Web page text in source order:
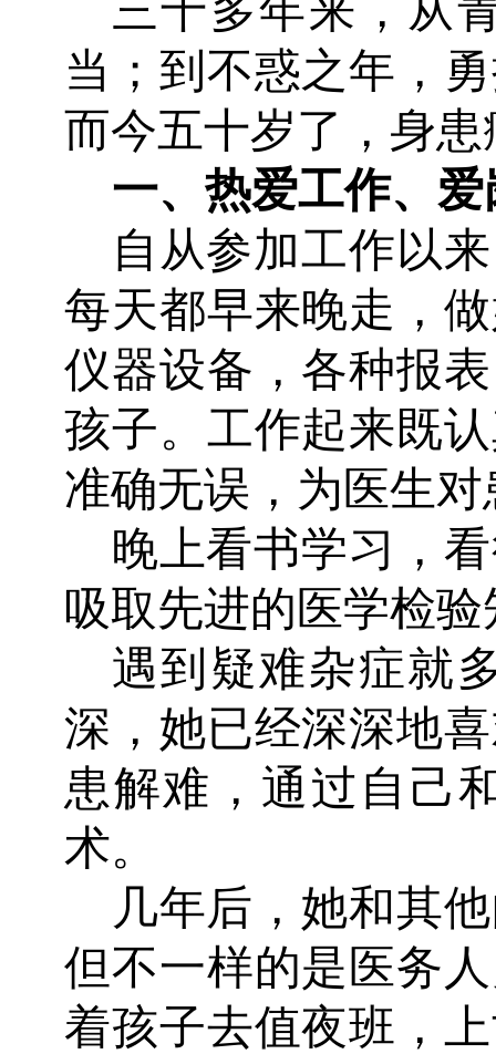
三十多年来，从
当；到不惑之年，
而今五十岁了，身
一、 热爱工作、
自从参加工作以
每天都早来晚走，
仪器设备，各种报
孩子。工作起来既
准确无误，为医生
晚上看书学习，
吸取先进的医学检验
遇到疑难杂症就
深，她已经深深地
患解难，通过自己
术。
几年后，她和其
但不一样的是医务
着孩子去值夜班，